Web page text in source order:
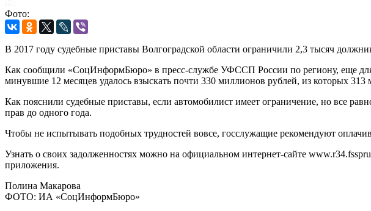
Фото:
В 2017 году судебные приставы Волгоградской области ограничили 2,3 тысяч
Как сообщили «СоцИнформБюро» в пресс-службе УФССП России по региону, еще для
минувшие 12 месяцев удалось взыскать почти 330 миллионов рублей, из которых
Как пояснили судебные приставы, если автомобилист имеет ограничение, но все
прав до одного года.
Чтобы не испытывать подобных трудностей вовсе, госслужащие рекомендуют
Узнать о своих задолженностях можно на официальном интернет-сайте
приложения.
Полина Макарова
ФОТО: ИА «СоцИнформБюро»